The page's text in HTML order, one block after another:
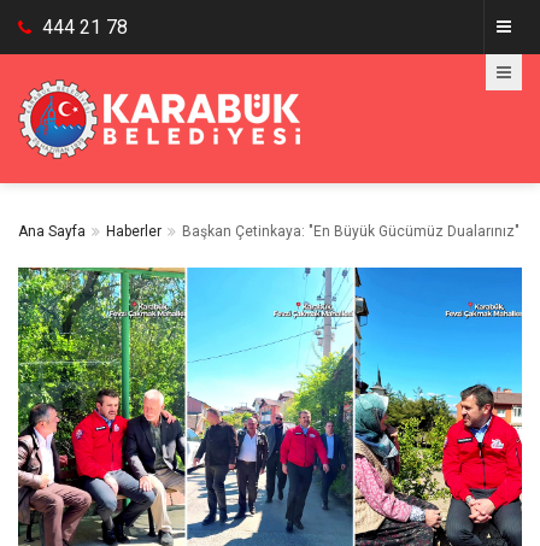
444 21 78
Ana Sayfa Haberler Başkan Çetinkaya: "En Büyük Gücümüz Dualarınız"